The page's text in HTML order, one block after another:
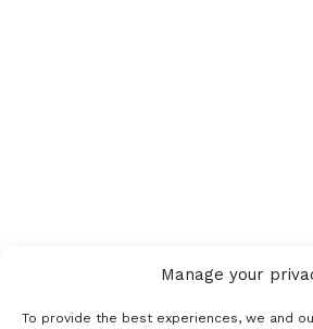
Manage your
To provide the best experiences, we and